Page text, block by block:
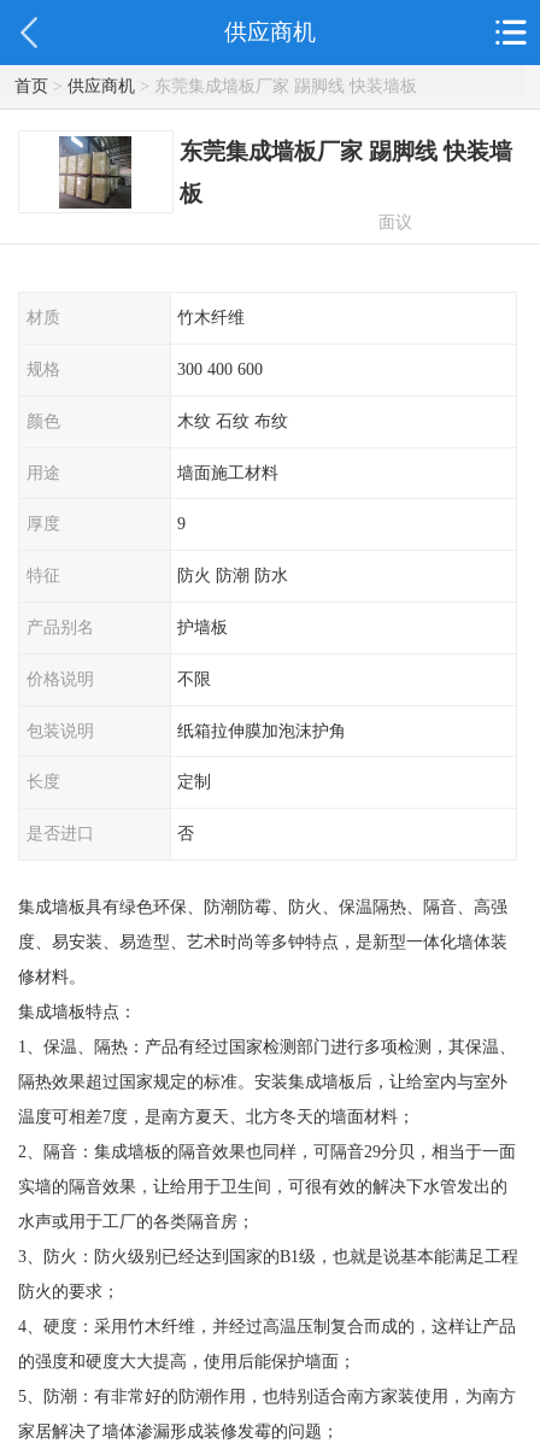
供应商机
首页> 供应商机> 东莞集成墙板厂家 踢脚线 快装墙板
东莞集成墙板厂家 踢脚线 快装墙
板
面议
材质 竹木纤维
规格 300 400 600
颜色 木纹 石纹 布纹
用途 墙面施工材料
厚度 9
特征 防火 防潮 防水
产品别名 护墙板
价格说明 不限
包装说明 纸箱拉伸膜加泡沫护角
长度 定制
是否进口 否
集成墙板具有绿色环保、防潮防霉、防火、保温隔热、隔音、高强
度、易安装、易造型、艺术时尚等多钟特点，是新型一体化墙体装
修材料。
集成墙板特点：
1、保温、隔热：产品有经过国家检测部门进行多项检测，其保温、
隔热效果超过国家规定的标准。安装集成墙板后，让给室内与室外
温度可相差7度，是南方夏天、北方冬天的墙面材料；
2、隔音：集成墙板的隔音效果也同样，可隔音29分贝，相当于一面
实墙的隔音效果，让给用于卫生间，可很有效的解决下水管发出的
水声或用于工厂的各类隔音房；
3、防火：防火级别已经达到国家的B1级，也就是说基本能满足工程
防火的要求；
4、硬度：采用竹木纤维，并经过高温压制复合而成的，这样让产品
的强度和硬度大大提高，使用后能保护墙面；
5、防潮：有非常好的防潮作用，也特别适合南方家装使用，为南方
家居解决了墙体渗漏形成装修发霉的问题；